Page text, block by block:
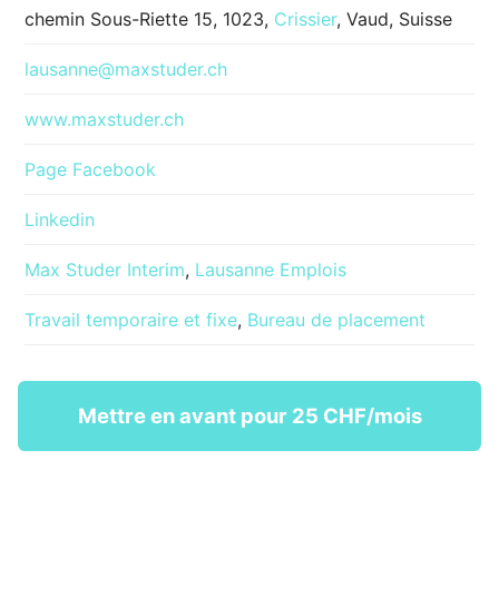
chemin Sous-Riette 15, 1023, Crissier, Vaud, Suisse
lausanne@maxstuder.ch
www.maxstuder.ch
Page Facebook
Linkedin
Max Studer Interim, Lausanne Emplois
Travail temporaire et fixe, Bureau de placement
Mettre en avant pour 25 CHF/mois